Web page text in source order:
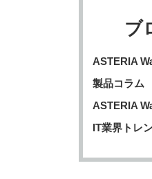
ブ
ASTERIA
製品コラム
ASTERIA
IT業界トレ